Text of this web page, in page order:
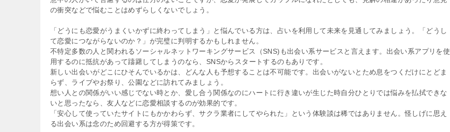
の衝突などで悩むことはめずらしくないでしょう。
「どうにも恋愛がうまくいかずに終わってしまう」と悩んでいる方は、占いを利用して未来を見通してみましょう。「どうし
て恋愛につながらないのか？」が完璧に判明するかもしれません。
不特定多数の人と関われるソーシャルネットワーキングサービス（SNS)も出会い系サービスと言えます。出会い系アプリを使
用するのに抵抗があって躊躇してしまうのなら、SNSからスタートするのもありです。
新しい出会いがどこにひそんでいるかは、どんな人も予想することは不可能です。出会いがないとため息をつくだけにとどま
らず、ライブやお祭り、公園などに訪れてみましょう。
想い人との関係がいい感じでない時とか、愛し合う関係なのにハートに行き違いが生じた時自分ひとりでは悩みを払拭できな
いと思ったなら、友人などに恋愛相談するのが効果的です。
「安心して使っていたサイトにもかかわらず、サクラ業者にしてやられた」という体験談は稀ではありません。怪しげに思え
る出会い系は念のため回避する方が得策です。